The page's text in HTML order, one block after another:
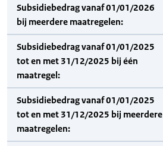
Subsidiebedrag vanaf 01/01/2026
bij meerdere maatregelen:
Subsidiebedrag vanaf 01/01/2025
tot en met 31/12/2025 bij één
maatregel:
Subsidiebedrag vanaf 01/01/2025
tot en met 31/12/2025 bij meerdere
maatregelen: